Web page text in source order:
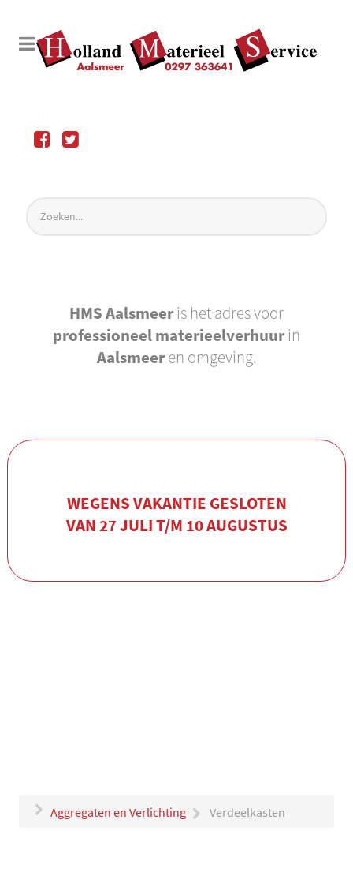
HMS Aalsmeeris het adres voor
professioneel materieelverhuurin
Aalsmeeren omgeving.
WEGENS VAKANTIE GESLOTEN
VAN 27 JULI T/M 10 AUGUSTUS
Aggregaten en Verlichting Verdeelkasten